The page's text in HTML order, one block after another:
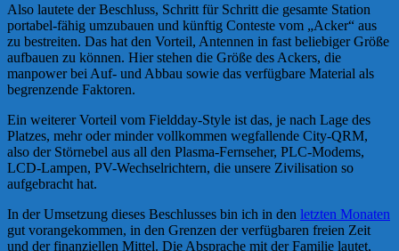
Also lautete der Beschluss, Schritt für Schritt die gesamte Station
portabel-fähig umzubauen und künftig Conteste vom „Acker“ aus
zu bestreiten. Das hat den Vorteil, Antennen in fast beliebiger Größe
aufbauen zu können. Hier stehen die Größe des Ackers, die
manpower bei Auf- und Abbau sowie das verfügbare Material als
begrenzende Faktoren.
Ein weiterer Vorteil vom Fieldday-Style ist das, je nach Lage des
Platzes, mehr oder minder vollkommen wegfallende City-QRM,
also der Störnebel aus all den Plasma-Fernseher, PLC-Modems,
LCD-Lampen, PV-Wechselrichtern, die unsere Zivilisation so
aufgebracht hat.
In der Umsetzung dieses Beschlusses bin ich in den letzten Monaten
gut vorangekommen, in den Grenzen der verfügbaren freien Zeit
und der finanziellen Mittel. Die Absprache mit der Familie lautet,